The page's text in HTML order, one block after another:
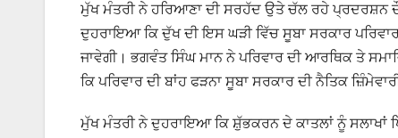
ਮੁੱਖ ਮੰਤਰੀ ਨੇ ਹਰਿਆਣਾ ਦੀ ਸਰਹੱਦ ਉਤੇ ਚੱਲ ਰਹੇ ਪ੍ਰਦਰਸ਼ਨ
ਦੁਹਰਾਇਆ ਕਿ ਦੁੱਖ ਦੀ ਇਸ ਘੜੀ ਵਿੱਚ ਸੂਬਾ ਸਰਕਾਰ
ਜਾਵੇਗੀ। ਭਗਵੰਤ ਸਿੰਘ ਮਾਨ ਨੇ ਪਰਿਵਾਰ ਦੀ ਆਰਥਿਕ ਤੇ
ਕਿ ਪਰਿਵਾਰ ਦੀ ਬਾਂਹ ਫੜਨਾ ਸੂਬਾ ਸਰਕਾਰ ਦੀ ਨੈਤਿਕ
ਮੁੱਖ ਮੰਤਰੀ ਨੇ ਦੁਹਰਾਇਆ ਕਿ ਸ਼ੁੱਭਕਰਨ ਦੇ ਕਾਤਲਾਂ ਨੂੰ ਸਲਾਖਾਂ